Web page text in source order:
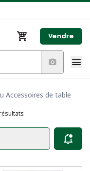
Vendre
Accessoires de table